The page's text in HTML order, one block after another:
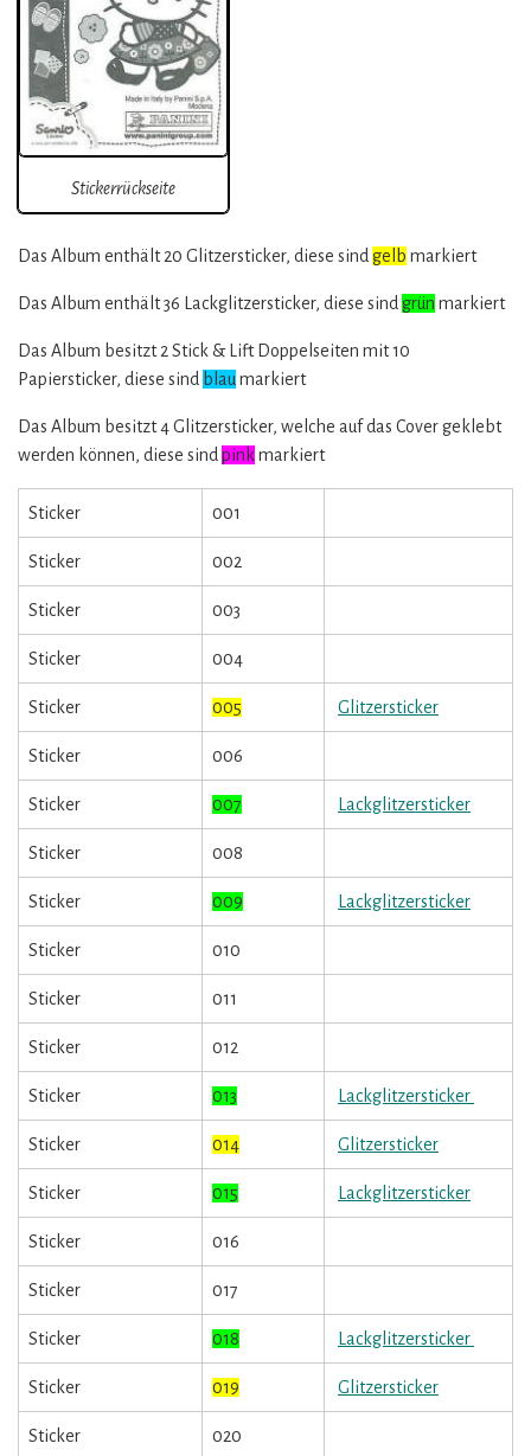
Stickerrückseite
Das Album enthält 20 Glitzersticker, diese sind gelb markiert
Das Album enthält 36 Lackglitzersticker, diese sind grün markiert
Das Album besitzt 2 Stick & Lift Doppelseiten mit 10
Papiersticker, diese sind blau markiert
Das Album besitzt 4 Glitzersticker, welche auf das Cover geklebt
werden können, diese sind pink markiert
Sticker 001
Sticker 002
Sticker 003
Sticker 004
Sticker 005 Glitzersticker
Sticker 006
Sticker 007 Lackglitzersticker
Sticker 008
Sticker 009 Lackglitzersticker
Sticker 010
Sticker 011
Sticker 012
Sticker 013 Lackglitzersticker
Sticker 014 Glitzersticker
Sticker 015 Lackglitzersticker
Sticker 016
Sticker 017
Sticker 018 Lackglitzersticker
Sticker 019 Glitzersticker
Sticker 020